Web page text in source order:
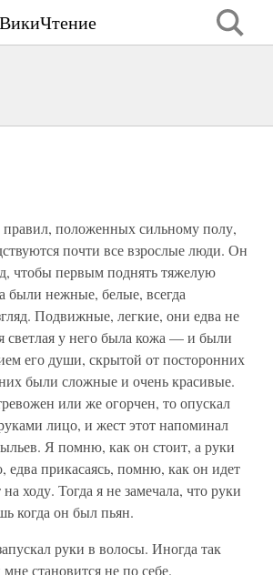
ВикиЧтение
положенных сильному полу,
почти все взрослые люди. Он
чтобы первым поднять тяжелую
были нежные, белые, всегда
Подвижные, легкие, они едва не
светлая у него была кожа — и были
его души, скрытой от посторонних
были сложные и очень красивые.
или же огорчен, то опускал
лицо, и жест этот напоминал
Я помню, как он стоит, а руки
едва прикасаясь, помню, как он идет
ходу. Тогда я не замечала, что руки
когда он был пьян.
руки в волосы. Иногда так
становится не по себе.